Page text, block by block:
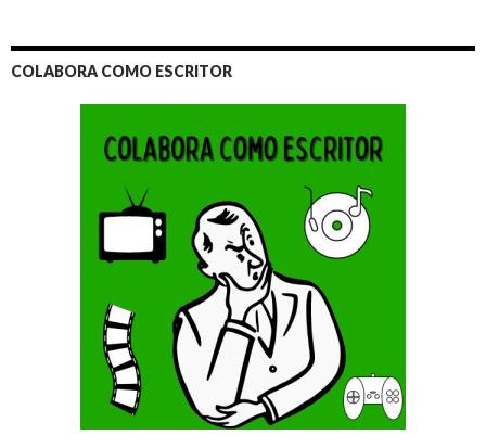
COLABORA COMO ESCRITOR